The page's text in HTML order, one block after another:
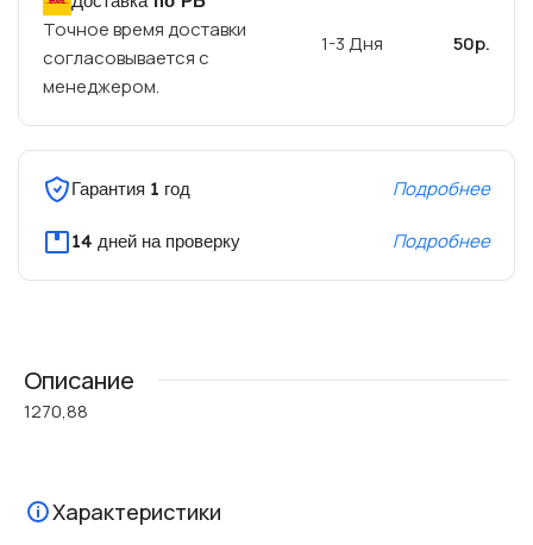
Точное время доставки
согласовывается с
менеджером.
1-3 Дня 50р.
Гарантия 1 год Подробнее
14 дней на проверку Подробнее
Описание
1270,88
Характеристики